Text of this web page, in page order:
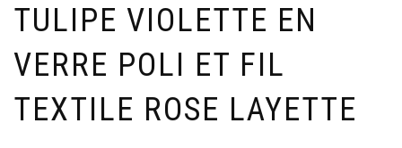
TULIPE VIOLETTE EN
VERRE POLI ET FIL
TEXTILE ROSE LAYETTE